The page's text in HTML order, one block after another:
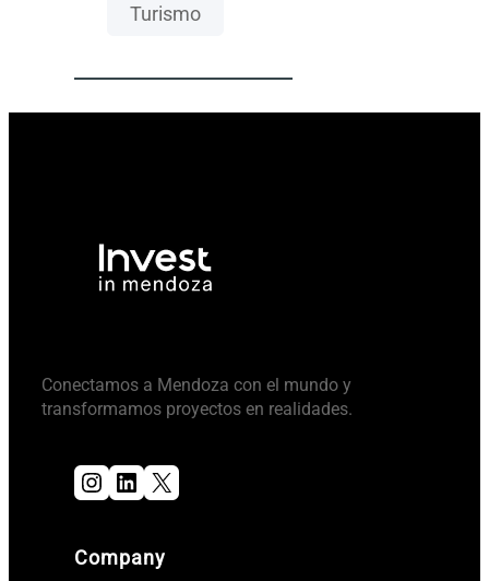
Turismo
Conectamos a Mendoza con el mundo y
transformamos proyectos en realidades.
Instagram LinkedIn X
Company